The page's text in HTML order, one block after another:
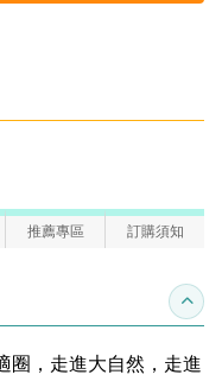
推薦專區 訂購須知
收合
圈，走進大自然，走進